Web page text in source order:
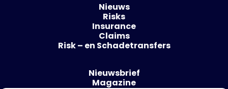
Nieuws
Risks
Insurance
Claims
Risk – en Schadetransfers
Nieuwsbrief
Magazine